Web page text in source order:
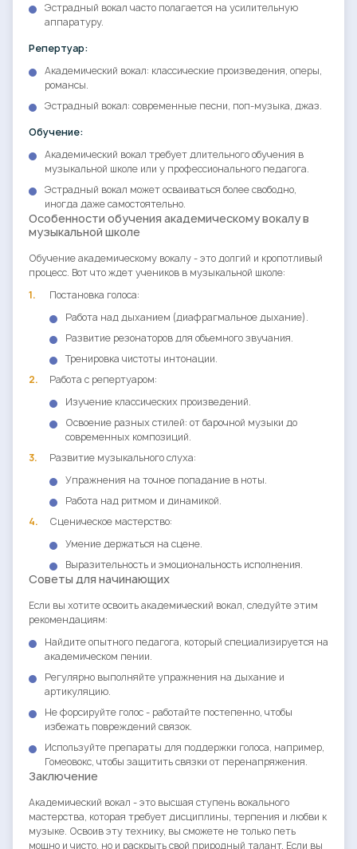
Эстрадный вокал часто полагается на усилительную
аппаратуру.
Репертуар:
Академический вокал: классические произведения, оперы,
романсы.
Эстрадный вокал: современные песни, поп-музыка, джаз.
Обучение:
Академический вокал требует длительного обучения в
музыкальной школе или у профессионального педагога.
Эстрадный вокал может осваиваться более свободно,
иногда даже самостоятельно.
Особенности обучения академическому вокалу в
музыкальной школе
Обучение академическому вокалу - это долгий и кропотливый
процесс. Вот что ждет учеников в музыкальной школе:
Постановка голоса:
Работа над дыханием (диафрагмальное дыхание).
Развитие резонаторов для объемного звучания.
Тренировка чистоты интонации.
Работа с репертуаром:
Изучение классических произведений.
Освоение разных стилей: от барочной музыки до
современных композиций.
Развитие музыкального слуха:
Упражнения на точное попадание в ноты.
Работа над ритмом и динамикой.
Сценическое мастерство:
Умение держаться на сцене.
Выразительность и эмоциональность исполнения.
Советы для начинающих
Если вы хотите освоить академический вокал, следуйте этим
рекомендациям:
Найдите опытного педагога, который специализируется на
академическом пении.
Регулярно выполняйте упражнения на дыхание и
артикуляцию.
Не форсируйте голос - работайте постепенно, чтобы
избежать повреждений связок.
Используйте препараты для поддержки голоса, например,
Гомеовокс, чтобы защитить связки от перенапряжения.
Заключение
Академический вокал - это высшая ступень вокального
мастерства, которая требует дисциплины, терпения и любви к
музыке. Освоив эту технику, вы сможете не только петь
мощно и чисто, но и раскрыть свой природный талант. Если вы